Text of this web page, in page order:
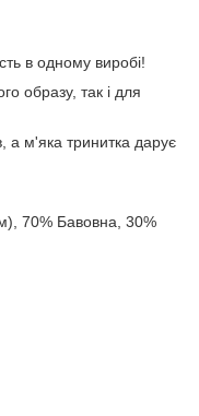
в одному виробі!
образу, так і для
а м'яка тринитка дарує
70% Бавовна, 30%